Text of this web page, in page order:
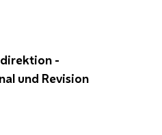
-
und Revision